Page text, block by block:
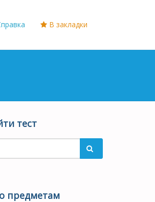
В закладки
тест
предметам